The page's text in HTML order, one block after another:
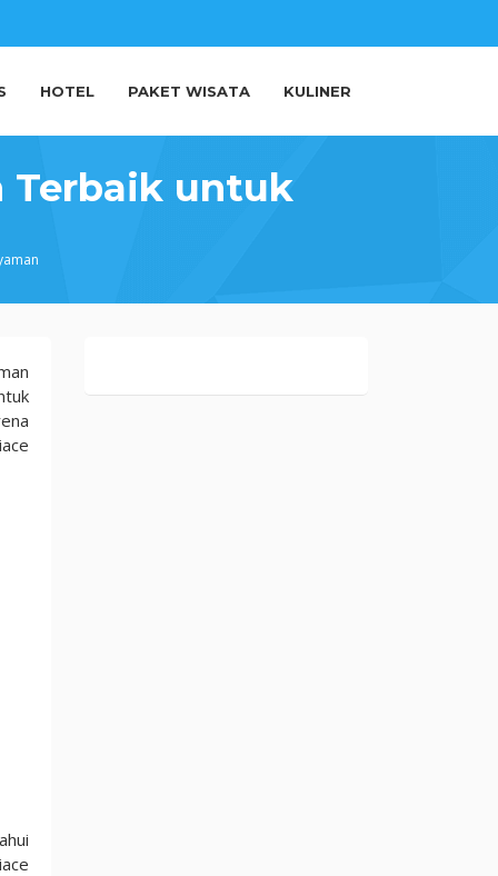
HOTEL PAKET WISATA KULINER
Terbaik untuk